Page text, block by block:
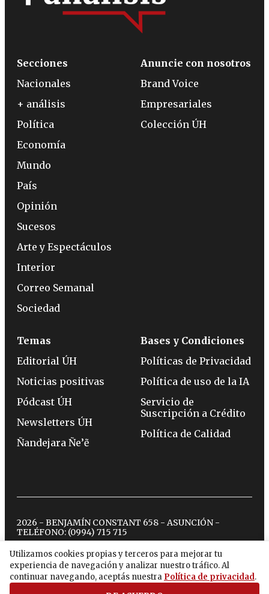
Utilizamos cookies propias y terceros para mejorar tu
experiencia de navegación y analizar nuestro tráfico. Al
continuar navegando, aceptás nuestra Política de privacidad.
Secciones
Nacionales
+ análisis
Política
Economía
Mundo
País
Opinión
Sucesos
Arte y Espectáculos
Interior
Correo Semanal
Sociedad
Anuncie con nosotros
Brand Voice
Empresariales
Colección ÚH
Temas
Editorial ÚH
Noticias positivas
Pódcast ÚH
Newsletters ÚH
Ñandejara Ñe’ẽ
Bases y Condiciones
Políticas de Privacidad
Política de uso de la IA
Servicio de
Suscripción a Crédito
Política de Calidad
2026 - BENJAMÍN CONSTANT 658 - ASUNCIÓN -
TELÉFONO: (0994) 715 715
twitterinstagram
facebook
tiktokyoutubespotify